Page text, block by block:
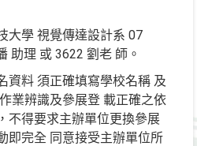
大學 視覺傳達設計系 07
助理 或 3622 劉老 師。
資料 須正確填寫學校名稱 及
業辨識及參展登 載正確之依
不得要求主辦單位更換參展
即完全 同意接受主辦單位所